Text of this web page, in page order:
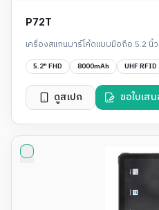
P72T
เครื่องสแกนบาร์โค้ดแบบมือถือ 5.2 นิ้
5.2" FHD 8000mAh UHF RFID
ดูสเปก ขอใบเส